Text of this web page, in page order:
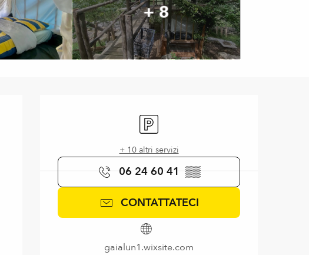
+ 8
Orari e contatti
Parcheggio
+ 10 altri servizi
06 24 60 41 ▒▒
CONTATTATECI
gaialun1.wixsite.com